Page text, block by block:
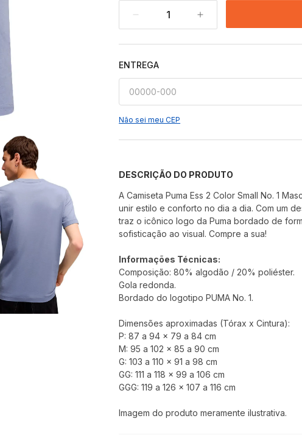
1
ENTREGA
Não sei meu CEP
DESCRIÇÃO DO PRODUTO
A Camiseta Puma Ess 2 Color Small No. 1
unir estilo e conforto no dia a dia. Com um
traz o icônico logo da Puma bordado de
sofisticação ao visual. Compre a sua!
Informações Técnicas:
Composição: 80% algodão / 20% poliéster.
Gola redonda.
Bordado do logotipo PUMA No. 1.
Dimensões aproximadas (Tórax x Cintura):
P: 87 a 94 x 79 a 84 cm
M: 95 a 102 x 85 a 90 cm
G: 103 a 110 x 91 a 98 cm
GG: 111 a 118 x 99 a 106 cm
GGG: 119 a 126 x 107 a 116 cm
Imagem do produto meramente ilustrativa.